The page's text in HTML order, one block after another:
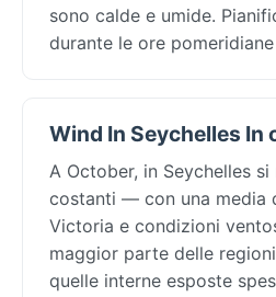
sono calde e umide.
durante le ore
Wind In Seychelles In
A October, in Seychelles
costanti — con una media
Victoria e condizioni
maggior parte delle
quelle interne esposte